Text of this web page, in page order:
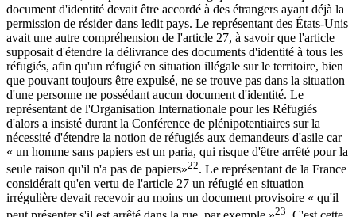
document d'identité devait être accordé à des étrangers ayant déjà la
permission de résider dans ledit pays. Le représentant des États-Unis
avait une autre compréhension de l'article 27, à savoir que l'article
supposait d'étendre la délivrance des documents d'identité à tous les
réfugiés, afin qu'un réfugié en situation illégale sur le territoire, bien
que pouvant toujours être expulsé, ne se trouve pas dans la situation
d'une personne ne possédant aucun document d'identité. Le
représentant de l'Organisation Internationale pour les Réfugiés
d'alors a insisté durant la Conférence de plénipotentiaires sur la
nécessité d'étendre la notion de réfugiés aux demandeurs d'asile car
« un homme sans papiers est un paria, qui risque d'être arrêté pour la
seule raison qu'il n'a pas de papiers»22. Le représentant de la France
considérait qu'en vertu de l'article 27 un réfugié en situation
irrégulière devait recevoir au moins un document provisoire « qu'il
23